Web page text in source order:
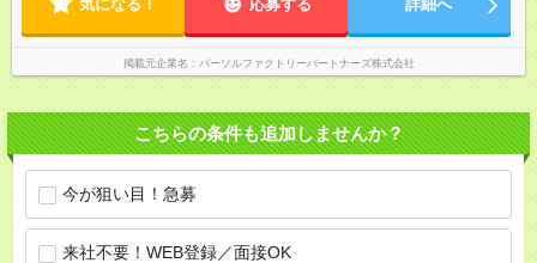
気になる！ 応募する 詳細へ
掲載元企業名 パーソルファクトリーパートナーズ株式会社
こちらの条件も追加しませんか？
今が狙い目！急募
来社不要！WEB登録／面接OK